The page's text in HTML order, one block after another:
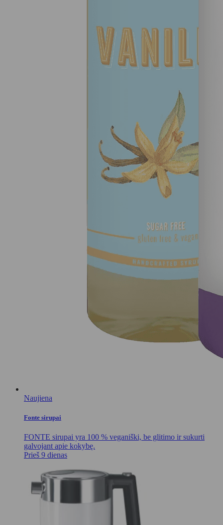
Naujiena
Fonte sirupai
FONTE sirupai yra 100 % veganiški, be glitimo ir sukurti
galvojant apie kokybę.
Prieš 9 dienas